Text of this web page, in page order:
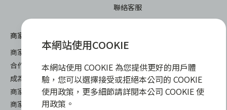
聯絡客服
商家專區
商家合作優勢
合作方案及加值服務
成為 zingala 合作商家
商家成長學堂
商家常見問與答
本網站使用COOKIE
本網站使用 COOKIE 為您提供更好的用戶體
驗，您可以選擇接受或拒絕本公司的 COOKIE
使用政策，更多細節請詳閱本公司 COOKIE 使
用政策。